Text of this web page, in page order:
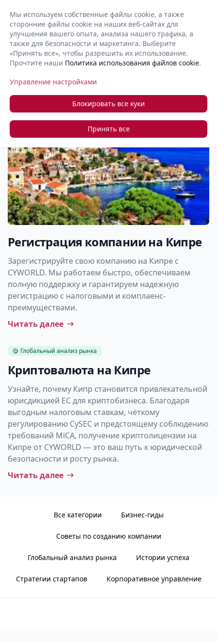
RU
Запросить обратный звонок +357 22 366 888
Регистрация компании на Кипре
Зарегистрируйте свою компанию на Кипре с
CYWORLD. Мы работаем быстро, обеспечиваем
полную поддержку и гарантируем надежную
регистрацию с налоговыми и комплаенс-
преимуществами.
Читать далее
Глобальный анализ рынка
Криптовалюта на Кипре
Узнайте, почему Кипр становится привлекательной
юрисдикцией ЕС для криптобизнеса. Благодаря
выгодным налоговым ставкам, чёткому
регулированию CySEC и предстоящему соблюдению
требований MiCA, получение криптолицензии на
Кипре от CYWORLD — это ваш путь к юридической
безопасности и росту рынка.
Читать далее
Все категории Бизнес-гиды
Советы по созданию компании
Глобальный анализ рынка Истории успеха
Стратегии стартапов Корпоративное управление
Мы используем собственные файлы cookie, а также
сторонние файлы cookie на наших веб-сайтах для
улучшения вашего опыта, анализа нашего трафика, а
также для безопасности и маркетинга. Выберите
«Принять все», чтобы разрешить их использование.
Прочтите наши Политика использования файлов cookie.
Управление настройками
Блокировать все куки
Принять все